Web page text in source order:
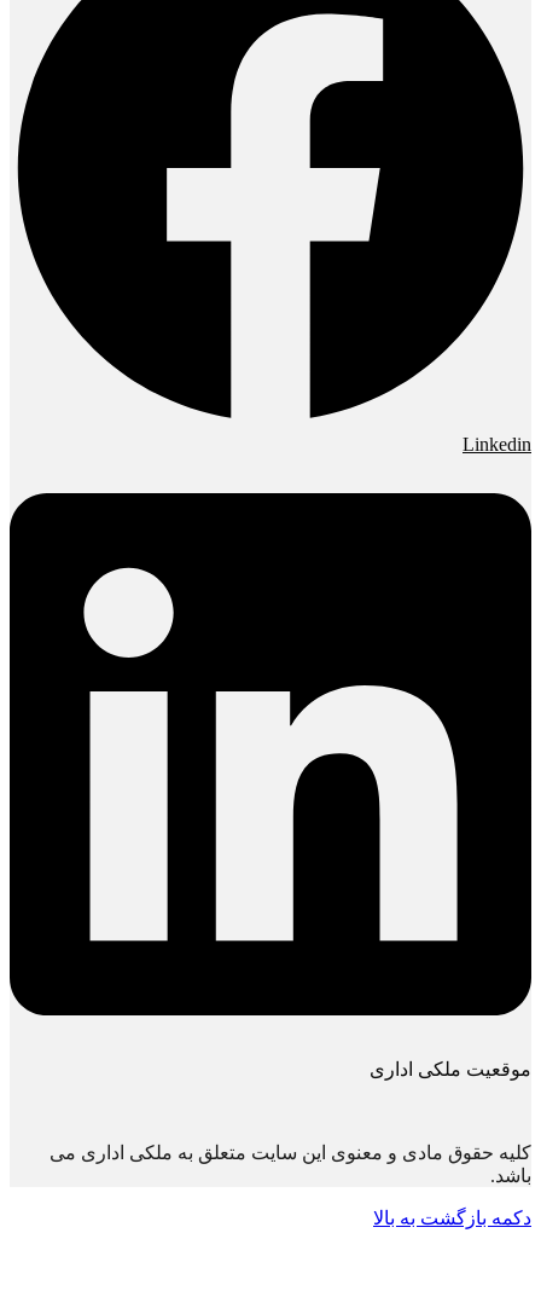
Linkedin
موقعیت ملکی اداری
کلیه حقوق مادی و معنوی این سایت متعلق به ملکی اداری می
باشد.
دکمه بازگشت به بالا